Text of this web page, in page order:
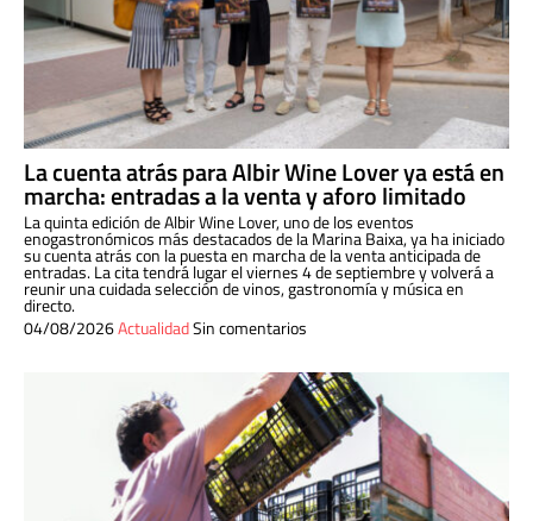
La cuenta atrás para Albir Wine Lover ya está en
marcha: entradas a la venta y aforo limitado
La quinta edición de Albir Wine Lover, uno de los eventos
enogastronómicos más destacados de la Marina Baixa, ya ha iniciado
su cuenta atrás con la puesta en marcha de la venta anticipada de
entradas. La cita tendrá lugar el viernes 4 de septiembre y volverá a
reunir una cuidada selección de vinos, gastronomía y música en
directo.
04/08/2026ActualidadSin comentarios